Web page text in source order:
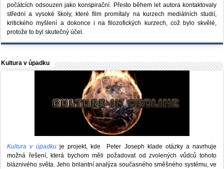
počátcích odsouzen jako konspirační. Přesto během let autora kontaktovaly
střední a vysoké školy, které film promítaly na kurzech mediálních studií,
kritického myšlení a dokonce i na filozofických kurzech, což bylo skvělé,
protože to byl skutečný účel.
Kultura v úpadku
Kultura v úpadkuje projekt, kde Peter Joseph klade otázky a navrhuje
možná řešení, která bychom měli požadovat od zvolených vůdců tohoto
bláznivého světa. Jeho brilantní analýza současného směšného systému, ve